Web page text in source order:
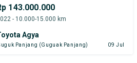
143.000.000
- 10.000-15.000 km
Agya
Panjang (Guguak Panjang) 09 Jul